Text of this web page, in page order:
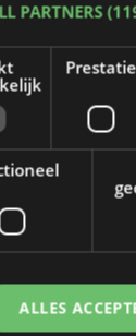
wo 5 augustus | 11:57
nieuwe
PARTNERS
Prestatie
ALLES